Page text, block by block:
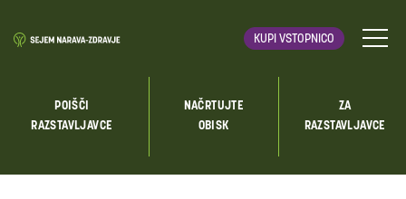
KUPI VSTOPNICO
POIŠČI
RAZSTAVLJAVCE
NAČRTUJTE
OBISK
ZA
RAZSTAVLJAVCE